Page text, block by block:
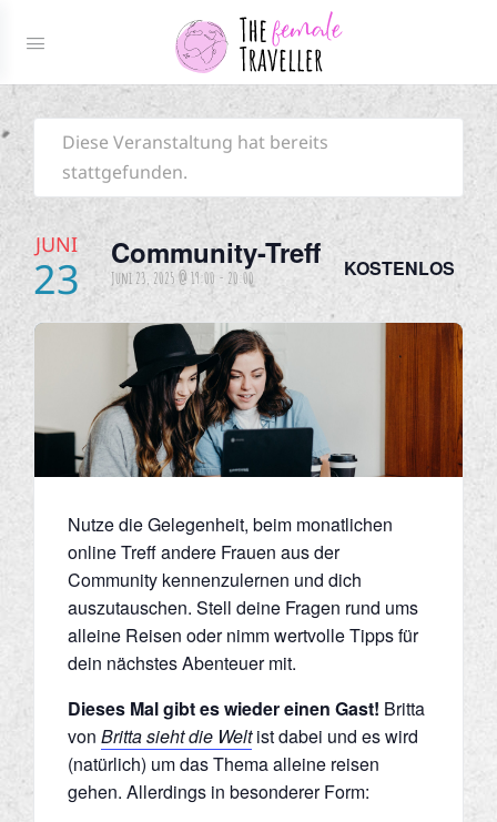
Diese Veranstaltung hat bereits
stattgefunden.
JUNI
23 Community-Treff
Juni 23, 2025 @ 19:00 - 20:00 KOSTENLOS
Nutze die Gelegenheit, beim monatlichen
online Treff andere Frauen aus der
Community kennenzulernen und dich
auszutauschen. Stell deine Fragen rund ums
alleine Reisen oder nimm wertvolle Tipps für
dein nächstes Abenteuer mit.
Dieses Mal gibt es wieder einen Gast! Britta
von Britta sieht die Weltist dabei und es wird
(natürlich) um das Thema alleine reisen
gehen. Allerdings in besonderer Form: